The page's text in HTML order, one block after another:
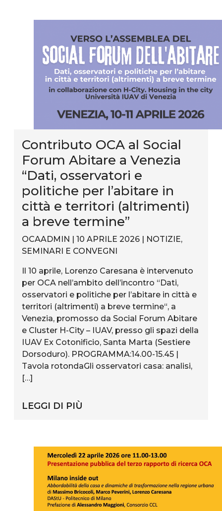
Contributo OCA al Social
Forum Abitare a Venezia
“Dati, osservatori e
politiche per l’abitare in
città e territori (altrimenti)
a breve termine”
OCAADMIN | 10 APRILE 2026 | NOTIZIE,
SEMINARI E CONVEGNI
Il 10 aprile, Lorenzo Caresana è intervenuto
per OCA nell’ambito dell’incontro “Dati,
osservatori e politiche per l’abitare in città e
territori (altrimenti) a breve termine“, a
Venezia, promosso da Social Forum Abitare
e Cluster H-City – IUAV, presso gli spazi della
IUAV Ex Cotonificio, Santa Marta (Sestiere
Dorsoduro). PROGRAMMA:14.00-15.45 |
Tavola rotondaGli osservatori casa: analisi,
[…]
LEGGI DI PIÙ